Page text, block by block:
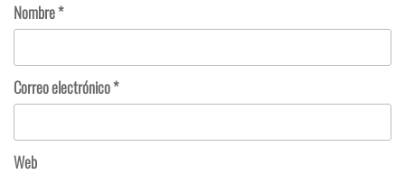
Nombre*
Correo electrónico*
Web